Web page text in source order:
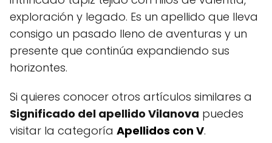
exploración y legado. Es un apellido que lleva
consigo un pasado lleno de aventuras y un
presente que continúa expandiendo sus
horizontes.
Si quieres conocer otros artículos similares a
Significado del apellido Vilanova puedes
visitar la categoría Apellidos con V.